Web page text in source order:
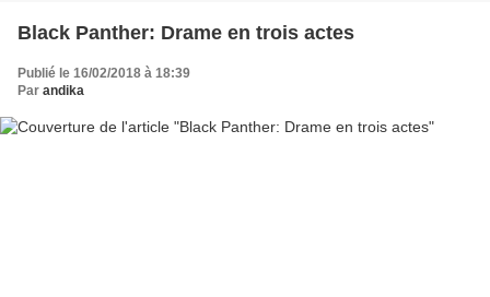
Black Panther: Drame en trois actes
Publié le 16/02/2018 à 18:39
Par andika